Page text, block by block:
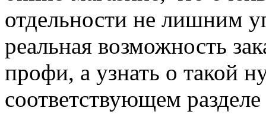
отдельности не лишним
реальная возможность
профи, а узнать о такой
соответствующем